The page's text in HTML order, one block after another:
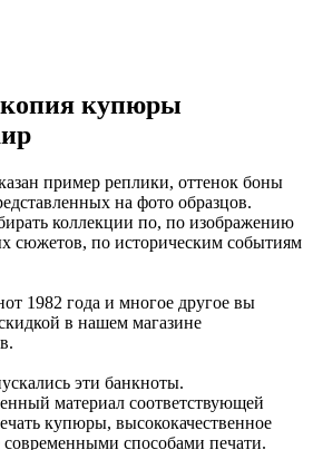
копия купюры
пример реплики, оттенок боны
на фото образцов.
коллекции по, по изображению
сюжетов, по историческим событиям
1982 года и многое другое вы
в нашем магазине
эти банкноты.
материал соответствующей
купюры, высококачественное
современными способами печати.